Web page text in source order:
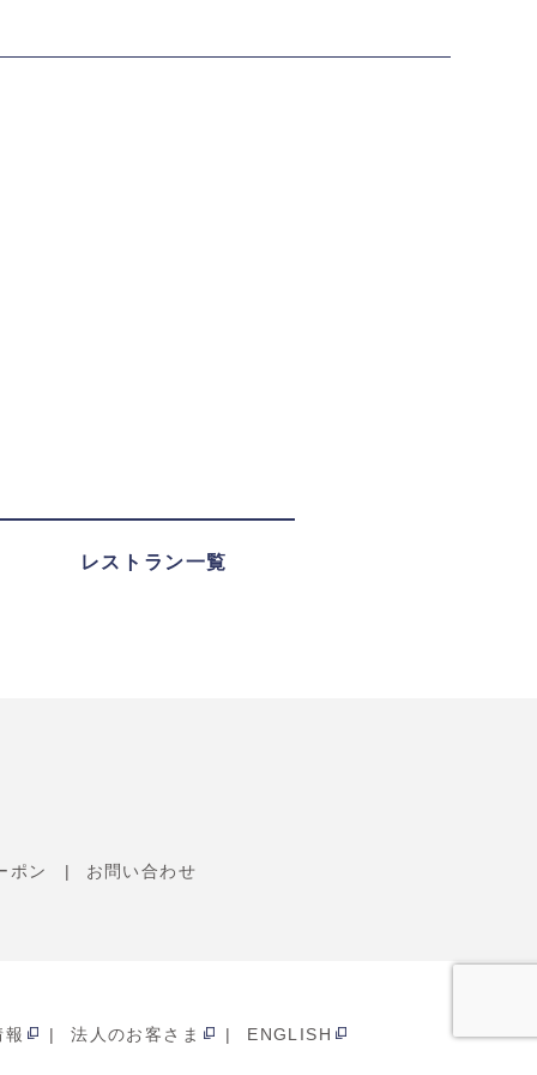
レストラン一覧
ポン お問い合わせ
報 法人のお客さま ENGLISH